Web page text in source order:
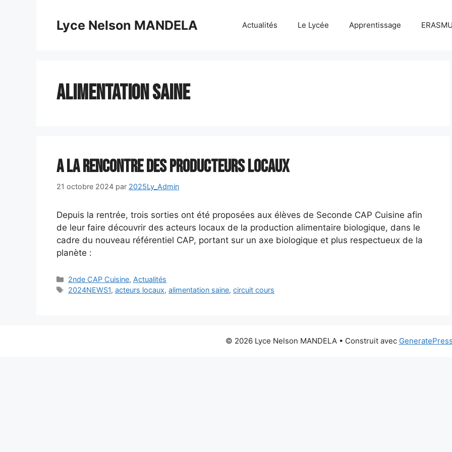
Lyce Nelson MANDELA Actualités Le Lycée Apprentissage
alimentation saine
A la rencontre des producteurs locaux
21 octobre 2024 par 2025Ly_Admin
Depuis la rentrée, trois sorties ont été proposées aux élèves de Seconde CAP Cuisine afin
de leur faire découvrir des acteurs locaux de la production alimentaire biologique, dans le
cadre du nouveau référentiel CAP, portant sur un axe biologique et plus respectueux de la
planète :
Catégories
2nde CAP Cuisine, Actualités
Étiquettes
2024NEWS1,acteurs locaux,alimentation saine,circuit cours
© 2026 Lyce Nelson MANDELA• Construit avec